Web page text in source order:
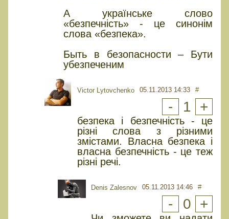
А українське слово
«безпечність» - це синонім
слова «безпека».
Быть в безопасности – Бути
убезпеченим
Victor Lytovchenko 05.11.2013 14:33 #
- 1 +
безпека і безпечність - це
різні слова з різними
змістами. Власна безпека і
власна безпечність - це теж
різні речі.
Denis Zalesnov 05.11.2013 14:46 #
- 0 +